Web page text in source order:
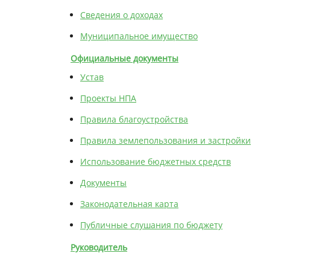
Сведения о доходах
Муниципальное имущество
Официальные документы
Устав
Проекты НПА
Правила благоустройства
Правила землепользования и застройки
Использование бюджетных средств
Документы
Законодательная карта
Публичные слушания по бюджету
Руководитель